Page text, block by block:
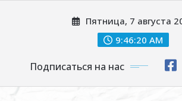
Пятница, 7 августа
9:46:20 AM
Подписаться на нас